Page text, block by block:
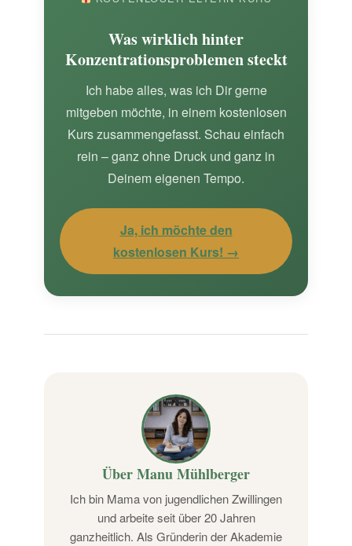
Was wirklich hinter
Konzentrationsproblemen steckt
Ich habe alles, was ich Dir gerne
mitgeben möchte, in einem kostenlosen
Kurs zusammengefasst. Schau einfach
rein – ganz ohne Druck und ganz in
Deinem eigenen Tempo.
Ja, ich möchte den
kostenlosen Kurs! →
Über Manu Mühlberger
Ich bin Mama von jugendlichen Zwillingen
und arbeite seit über 20 Jahren
ganzheitlich. Als Gründerin der Akademie